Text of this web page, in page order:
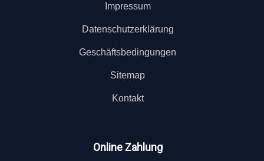
Impressum
Datenschutzerklärung
Geschäftsbedingungen
Sitemap
Kontakt
Online Zahlung